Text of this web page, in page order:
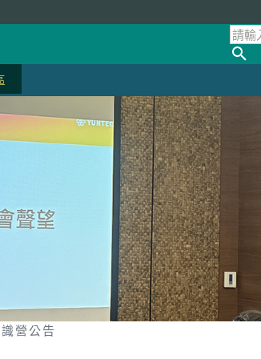
營公告